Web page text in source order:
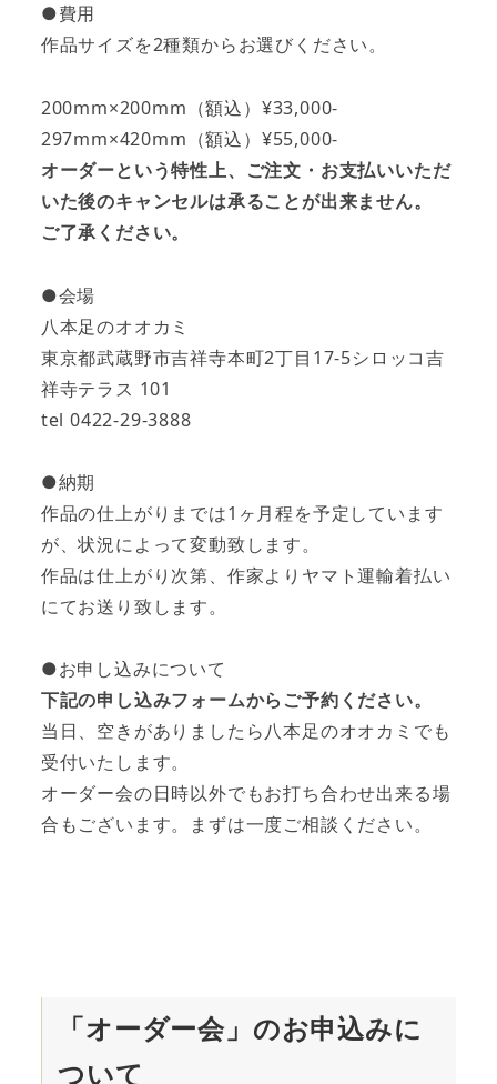
●費用
作品サイズを2種類からお選びください。
200mm×200mm（額込）¥33,000-
297mm×420mm（額込）¥55,000-
オーダーという特性上、ご注文・お支払いいただ
いた後のキャンセルは承ることが出来ません。
ご了承ください。
●会場
八本足のオオカミ
東京都武蔵野市吉祥寺本町2丁目17-5シロッコ吉
祥寺テラス 101
tel 0422-29-3888
●納期
作品の仕上がりまでは1ヶ月程を予定しています
が、状況によって変動致します。
作品は仕上がり次第、作家よりヤマト運輸着払い
にてお送り致します。
●お申し込みについて
下記の申し込みフォームからご予約ください。
当日、空きがありましたら八本足のオオカミでも
受付いたします。
オーダー会の日時以外でもお打ち合わせ出来る場
合もございます。まずは一度ご相談ください。
「オーダー会」のお申込みに
ついて